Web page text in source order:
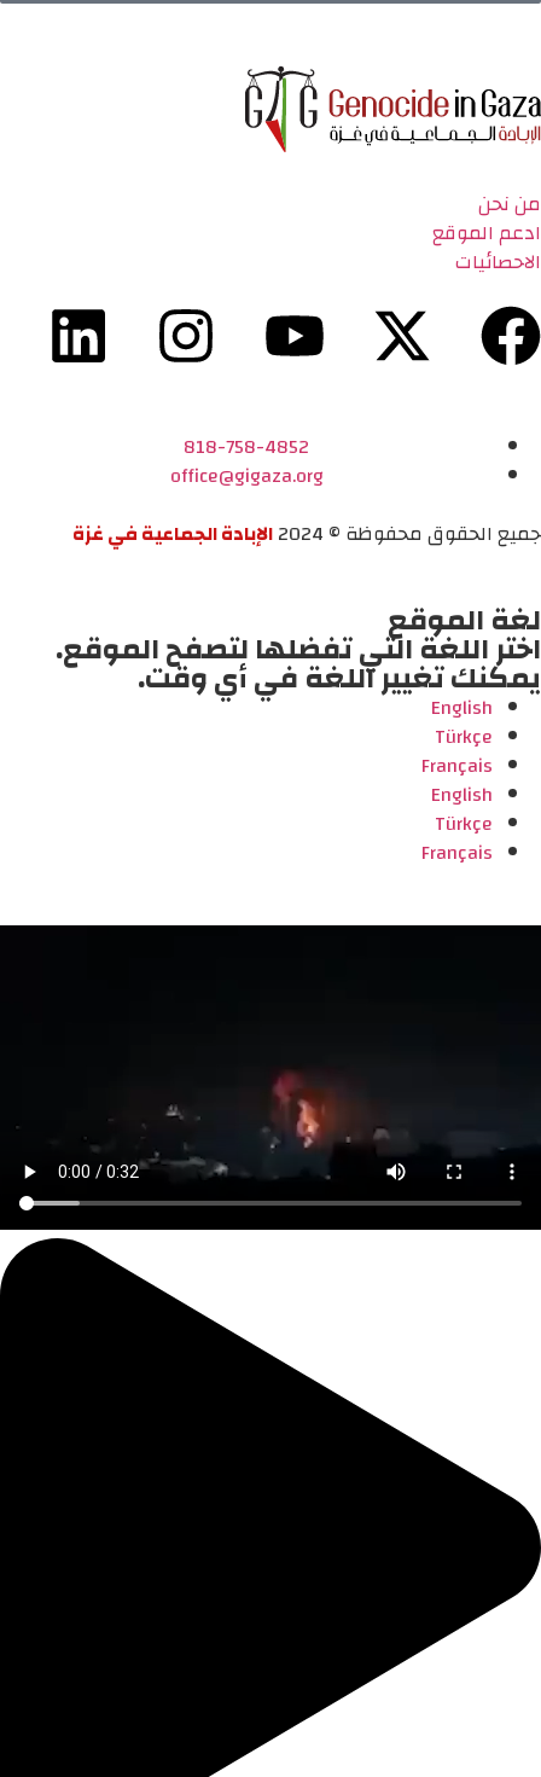
من نحن
ادعم الموقع
الاحصائيات
818-758-4852
office@gigaza.org
جميع الحقوق محفوظة © 2024
الإبادة الجماعية في غزة
لغة الموقع
اختر اللغة التي تفضلها لتصفح الموقع.
يمكنك تغيير اللغة في أي وقت.
English
Türkçe
Français
English
Türkçe
Français